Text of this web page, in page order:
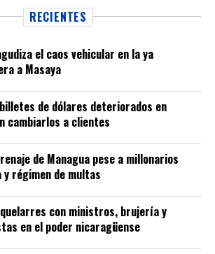
RECIENTES
el caos vehicular en la ya
a Masaya
de dólares deteriorados en
cambiarlos a clientes
de Managua pese a millonarios
y régimen de multas
con ministros, brujería y
en el poder nicaragüense